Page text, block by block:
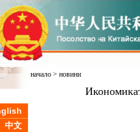
中文
начало> новини